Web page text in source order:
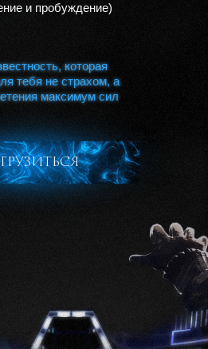
и пробуждение)
которая
тебя не страхом, а
максимум сил
которая
тебя не страхом, а
максимум сил